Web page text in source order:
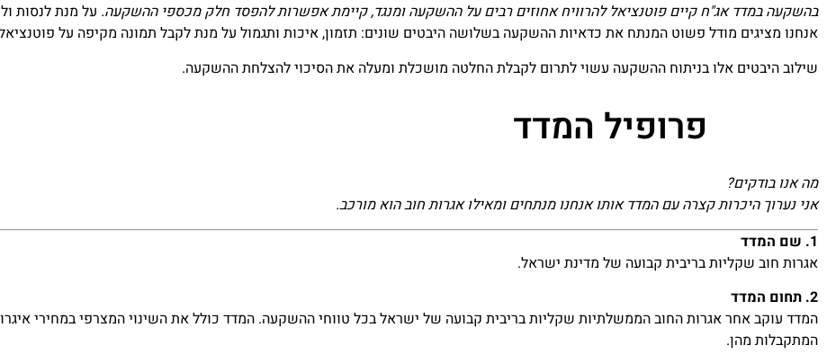
בהשקעה במדד אג"ח קיים פוטנציאל להרוויח אחוזים רבים על ההשקעה ומנגד, קיימת אפשרות להפסד חלק מכספי ההשקעה. על מנת לנסות
אנחנו מציגים מודל פשוט המנתח את כדאיות ההשקעה בשלושה היבטים שונים: תזמון, איכות ותגמול על מנת לקבל תמונה מקיפה על
שילוב היבטים אלו בניתוח ההשקעה עשוי לתרום לקבלת החלטה מושכלת ומעלה את הסיכוי להצלחת ההשקעה.
פרופיל המדד
מה אנו בודקים?
אני נערוך היכרות קצרה עם המדד אותו אנחנו מנתחים ומאילו אגרות חוב הוא מורכב.
1. שם המדד
אגרות חוב שקליות בריבית קבועה של מדינת ישראל.
2. תחום המדד
המדד עוקב אחר אגרות החוב הממשלתיות שקליות בריבית קבועה של ישראל בכל טווחי ההשקעה. המדד כולל את השינוי המצרפי במחירי
המתקבלות מהן.